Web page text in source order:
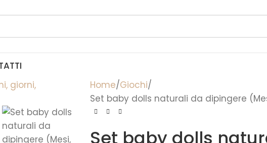
Home Giochi
Set baby dolls naturali da dipingere
Set baby dolls